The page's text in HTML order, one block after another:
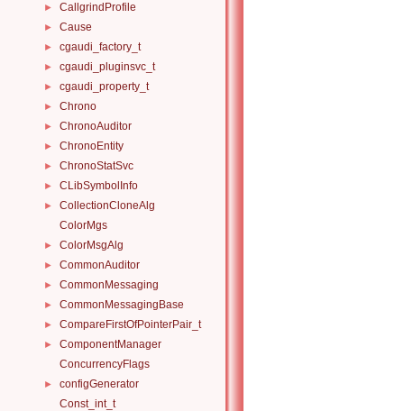
► CallgrindProfile
► Cause
► cgaudi_factory_t
► cgaudi_pluginsvc_t
► cgaudi_property_t
► Chrono
► ChronoAuditor
► ChronoEntity
► ChronoStatSvc
► CLibSymbolInfo
►
CollectionCloneAlg
ColorMgs
► ColorMsgAlg
► CommonAuditor
► CommonMessaging
► CommonMessagingBase
► CompareFirstOfPointerPair_t
►
ComponentManager
ConcurrencyFlags
►
configGenerator
Const_int_t